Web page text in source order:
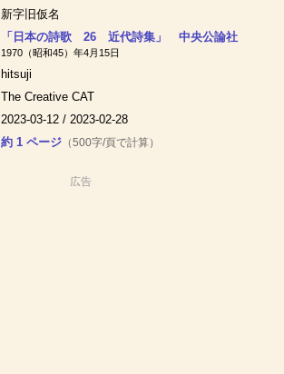
新字旧仮名
「日本の詩歌 26 近代詩集」 中央公論社
1970（昭和45）年4月15日
hitsuji
The Creative CAT
2023-03-12 / 2023-02-28
約 1 ページ（500字/頁で計算）
広告